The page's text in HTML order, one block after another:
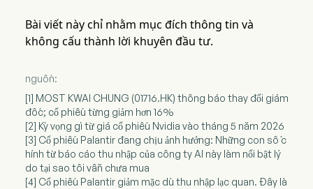
Bài viết này chỉ nhằm mục đích thông tin và
không cấu thành lời khuyên đầu tư.
nguồn:
[1] MOST KWAI CHUNG (01716.HK) thông báo thay đổi giám
đốc; cổ phiếu từng giảm hơn 16%
[2] Kỳ vọng gì từ giá cổ phiếu Nvidia vào tháng 5 năm 2026
[3] Cổ phiếu Palantir đang chịu ảnh hưởng: Những con số c
hính từ báo cáo thu nhập của công ty AI này làm nổi bật lý
do tại sao tôi vẫn chưa mua
[4] Cổ phiếu Palantir giảm mặc dù thu nhập lạc quan. Đây là